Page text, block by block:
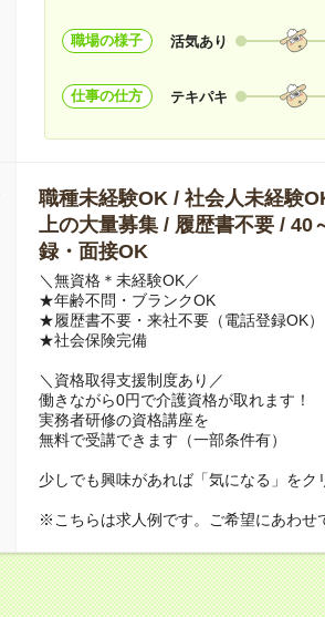
職場の様子 活気あり
仕事の仕方 テキパキ
職種未経験OK / 社会人未経験
上の大量募集 / 履歴書不要 /
録・面接OK
＼無資格＊未経験OK／
★年齢不問・ブランクOK
★履歴書不要・来社不要（電話登録OK）
★社会保険完備
＼資格取得支援制度あり／
働きながら0円で介護資格が取れます！
実務者研修の資格講座を
無料で受講できます（一部条件有）
少しでも興味があれば「気になる」をク
※こちらは求人例です。ご希望にあわせ